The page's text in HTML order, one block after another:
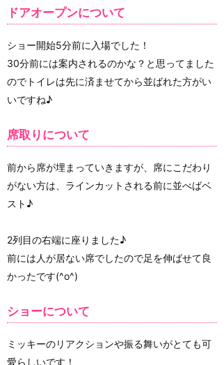
ドアオープンについて
ショー開始5分前に入場でした！
30分前には案内されるのかな？と思ってました
のでトイレは先に済ませてから並ばれた方がい
いですね♪
席取りについて
前から席が埋まっていきますが、席にこだわり
がない方は、ラインカットされる前に並べばベ
スト♪
2列目の右端に座りました♪
前には人が居ない席でしたので足を伸ばせて良
かったです(^o^)
ショーについて
ミッキーのリアクションや振る舞いがとても可
愛らしいです！